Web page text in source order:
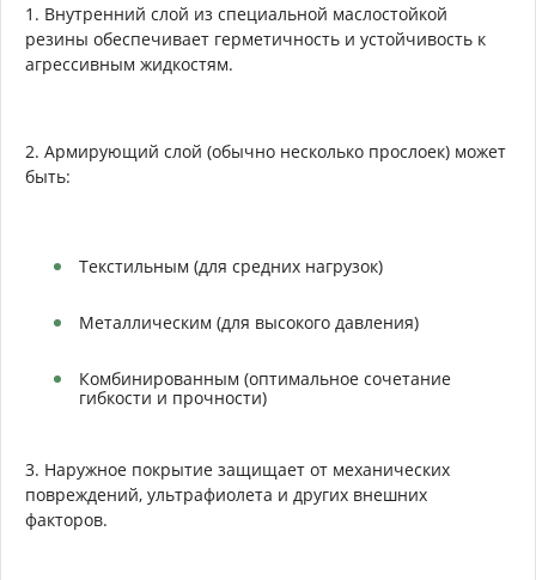
1. Внутренний слой из специальной маслостойкой
резины обеспечивает герметичность и устойчивость к
агрессивным жидкостям.
2. Армирующий слой (обычно несколько прослоек) может
быть:
Текстильным (для средних нагрузок)
Металлическим (для высокого давления)
Комбинированным (оптимальное сочетание
гибкости и прочности)
3. Наружное покрытие защищает от механических
повреждений, ультрафиолета и других внешних
факторов.